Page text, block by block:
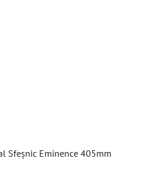
Sfeșnic Eminence 405mm